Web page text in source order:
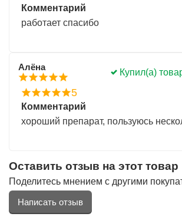
Комментарий
работает спасибо
Алёна Купил(а)
5
Комментарий
хороший препарат, пользуюсь
Оставить отзыв на этот товар
Поделитесь мнением с другими
Написать отзыв